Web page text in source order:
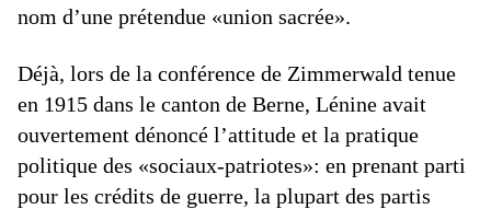
nom d’une prétendue «union sacrée».
Déjà, lors de la conférence de Zimmerwald tenue
en 1915 dans le canton de Berne, Lénine avait
ouvertement dénoncé l’attitude et la pratique
politique des «sociaux-patriotes»: en prenant parti
pour les crédits de guerre, la plupart des partis